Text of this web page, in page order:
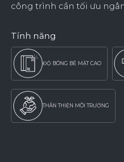
công trình cần tối ưu
Tính năng
ĐỘ BÓNG BỀ MẶT CAO
THÂN THIỆN MÔI TRƯỜNG